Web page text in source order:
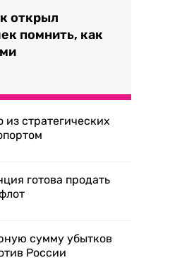
открыл
помнить, как
стратегических
готова продать
сумму убытков
России